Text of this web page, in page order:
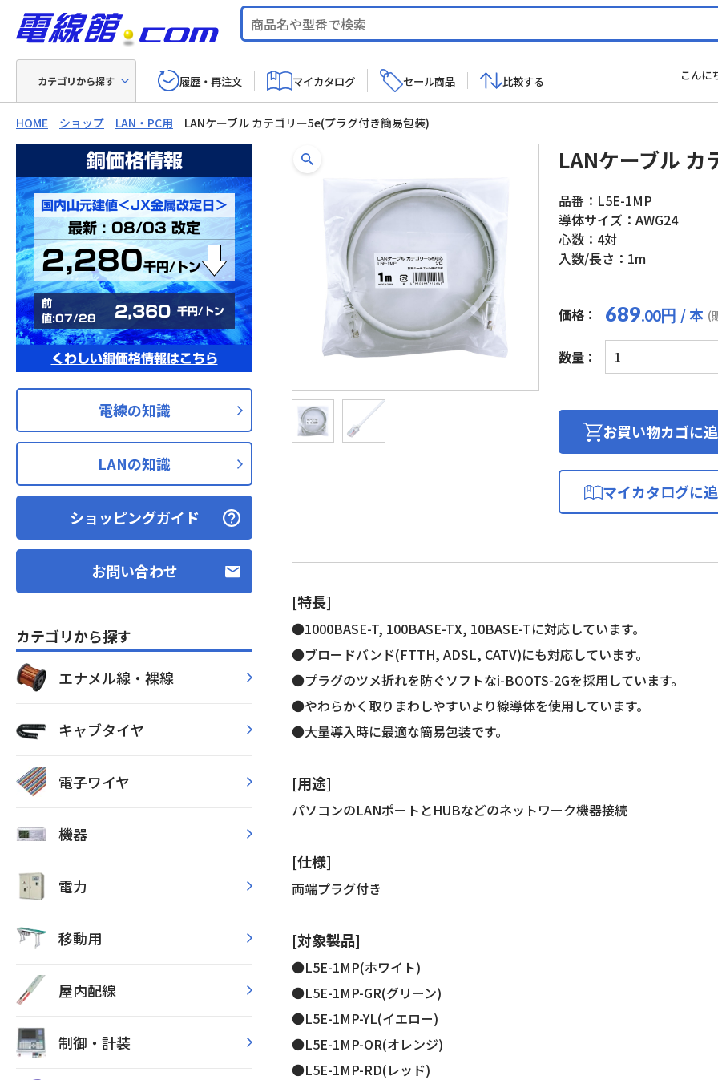
カテゴリから探す 履歴・再注文 マイカタログ セール商品 比較する こんに
HOME ショップ LAN・PC用 LANケーブル カテゴリー5e(プラグ付き簡易包装)
銅価格情報
国内山元建値＜JX金属改定日＞
最新 : 08/03 改定
2,280千円/トン
前
値:07/28
2,360 千円/トン
くわしい銅価格情報はこちら
電線の知識
LANの知識
ショッピングガイド
お問い合わせ
カテゴリから探す
エナメル線・裸線
キャブタイヤ
電子ワイヤ
機器
電力
移動用
屋内配線
制御・計装
LANケーブル
品番：L5E-1MP
導体サイズ：AWG24
心数：4対
入数/長さ：1m
価格： 689.00円 / 本 (
数量：
LAN
ケ
ブ
ラ
き
簡
易
包
個
お買い物カゴに
マイカタログに
[特長]
●1000BASE-T, 100BASE-TX, 10BASE-Tに対応しています。
●ブロードバンド(FTTH, ADSL, CATV)にも対応しています。
●プラグのツメ折れを防ぐソフトなi-BOOTS-2Gを採用しています。
●やわらかく取りまわしやすいより線導体を使用しています。
●大量導入時に最適な簡易包装です。
[用途]
パソコンのLANポートとHUBなどのネットワーク機器接続
[仕様]
両端プラグ付き
[対象製品]
●L5E-1MP(ホワイト)
●L5E-1MP-GR(グリーン)
●L5E-1MP-YL(イエロー)
●L5E-1MP-OR(オレンジ)
●L5E-1MP-RD(レッド)